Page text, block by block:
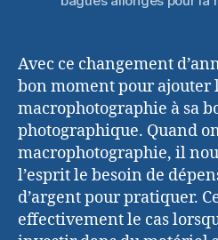
Avec ce changement
bon moment pour ajouter
macrophotographie à sa
photographique. Quand
macrophotographie, il
l’esprit le besoin de
d’argent pour pratiquer.
effectivement le cas